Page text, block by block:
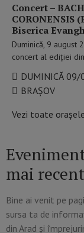
Concert –
CORONENSIS
Biserica
Duminică, 9 august
concert al ediției
DUMINICĂ 09/
BRAȘOV
Vezi toate orașele
mai
Bine ai venit pe
sursa ta de
din Arad și